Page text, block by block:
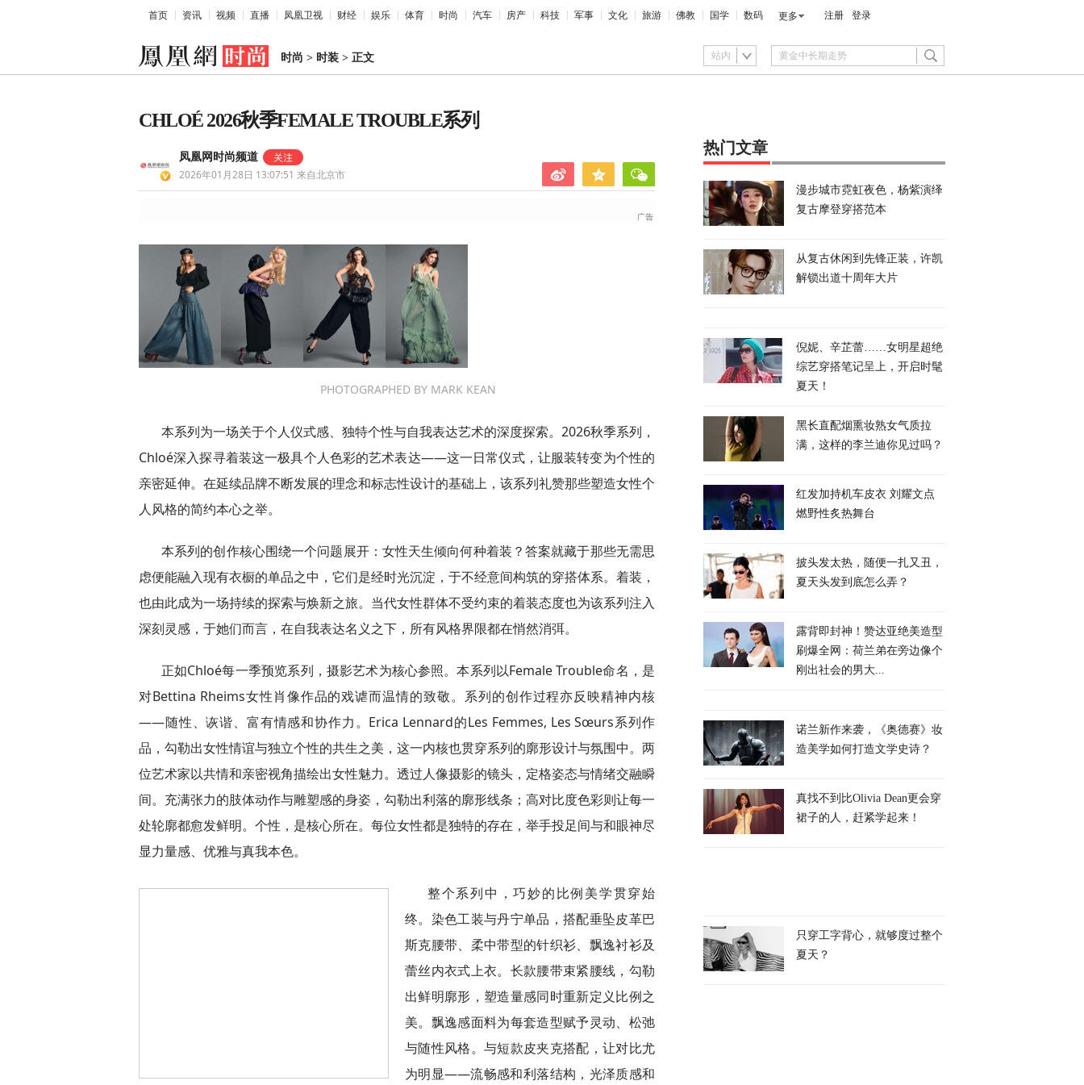
首页 资讯 视频 直播 凤凰卫视 财经 娱乐 体育 时尚 汽车 房产 科技 军事 文化 旅游 佛教 国学 数码 更多 注册 登录
时尚 > 时装 > 正文 站内
CHLOÉ 2026秋季FEMALE TROUBLE系列
凤凰网时尚频道
2026年01月28日 13:07:51 来自北京市
PHOTOGRAPHED BY MARK KEAN
本系列为一场关于个人仪式感、独特个性与自我表达艺术的深度探索。2026秋季系列，
Chloé深入探寻着装这一极具个人色彩的艺术表达——这一日常仪式，让服装转变为个性的
亲密延伸。在延续品牌不断发展的理念和标志性设计的基础上，该系列礼赞那些塑造女性个
人风格的简约本心之举。
本系列的创作核心围绕一个问题展开：女性天生倾向何种着装？答案就藏于那些无需思
虑便能融入现有衣橱的单品之中，它们是经时光沉淀，于不经意间构筑的穿搭体系。着装，
也由此成为一场持续的探索与焕新之旅。当代女性群体不受约束的着装态度也为该系列注入
深刻灵感，于她们而言，在自我表达名义之下，所有风格界限都在悄然消弭。
正如Chloé每一季预览系列，摄影艺术为核心参照。本系列以Female Trouble命名，是
对Bettina Rheims女性肖像作品的戏谑而温情的致敬。系列的创作过程亦反映精神内核
——随性、诙谐、富有情感和协作力。Erica Lennard的Les Femmes, Les Sœurs系列作
品，勾勒出女性情谊与独立个性的共生之美，这一内核也贯穿系列的廓形设计与氛围中。两
位艺术家以共情和亲密视角描绘出女性魅力。透过人像摄影的镜头，定格姿态与情绪交融瞬
间。充满张力的肢体动作与雕塑感的身姿，勾勒出利落的廓形线条；高对比度色彩则让每一
处轮廓都愈发鲜明。个性，是核心所在。每位女性都是独特的存在，举手投足间与和眼神尽
显力量感、优雅与真我本色。
整个系列中，巧妙的比例美学贯穿始
终。染色工装与丹宁单品，搭配垂坠皮革巴
斯克腰带、柔中带型的针织衫、飘逸衬衫及
蕾丝内衣式上衣。长款腰带束紧腰线，勾勒
出鲜明廓形，塑造量感同时重新定义比例之
美。飘逸感面料为每套造型赋予灵动、松弛
与随性风格。与短款皮夹克搭配，让对比尤
为明显——流畅感和利落结构，光泽质感和
热门文章
漫步城市霓虹夜色，杨紫演绎
复古摩登穿搭范本
从复古休闲到先锋正装，许凯
解锁出道十周年大片
倪妮、辛芷蕾……女明星超绝
综艺穿搭笔记呈上，开启时髦
夏天！
黑长直配烟熏妆熟女气质拉
满，这样的李兰迪你见过吗？
红发加持机车皮衣 刘耀文点
燃野性炙热舞台
披头发太热，随便一扎又丑，
夏天头发到底怎么弄？
露背即封神！赞达亚绝美造型
刷爆全网：荷兰弟在旁边像个
刚出社会的男大...
诺兰新作来袭，《奥德赛》妆
造美学如何打造文学史诗？
真找不到比Olivia Dean更会穿
裙子的人，赶紧学起来！
只穿工字背心，就够度过整个
夏天？